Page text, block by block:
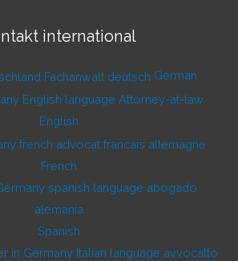
international
German
English
French
Spanish